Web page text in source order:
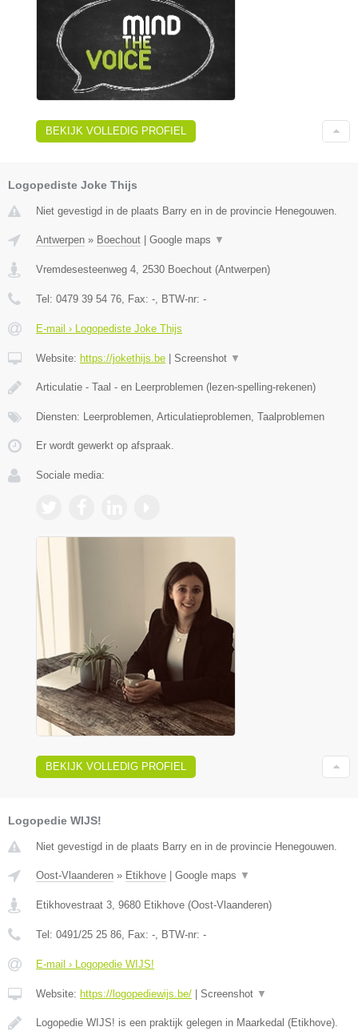
BEKIJK VOLLEDIG PROFIEL
Logopediste Joke Thijs
Niet gevestigd in de plaats Barry en in de provincie Henegouwen.
Antwerpen » Boechout Google maps ▼
Vremdesesteenweg 4, 2530 Boechout (Antwerpen)
Tel: 0479 39 54 76, Fax: -, BTW-nr: -
E-mail › Logopediste Joke Thijs
Website: https://jokethijs.be Screenshot ▼
Articulatie - Taal - en Leerproblemen (lezen-spelling-rekenen)
Diensten: Leerproblemen, Articulatieproblemen, Taalproblemen
Er wordt gewerkt op afspraak.
Sociale media:
BEKIJK VOLLEDIG PROFIEL
Logopedie WIJS!
Niet gevestigd in de plaats Barry en in de provincie Henegouwen.
Oost-Vlaanderen » Etikhove Google maps ▼
Etikhovestraat 3, 9680 Etikhove (Oost-Vlaanderen)
Tel: 0491/25 25 86, Fax: -, BTW-nr: -
E-mail › Logopedie WIJS!
Website: https://logopediewijs.be/ Screenshot ▼
Logopedie WIJS! is een praktijk gelegen in Maarkedal (Etikhove).